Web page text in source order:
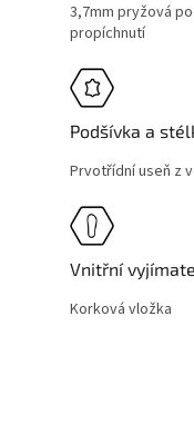
3,7mm pryžová
propíchnutí
Podšívka a
Prvotřídní useň z
Vnitřní
Korková vložka